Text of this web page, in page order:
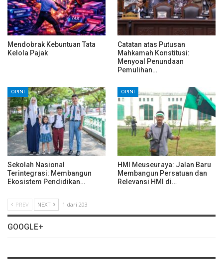
Mendobrak Kebuntuan Tata
Kelola Pajak
Catatan atas Putusan
Mahkamah Konstitusi:
Menyoal Penundaan
Pemulihan…
OPINI
Sekolah Nasional
Terintegrasi: Membangun
Ekosistem Pendidikan…
OPINI
HMI Meuseuraya: Jalan Baru
Membangun Persatuan dan
Relevansi HMI di…
PREV NEXT 1 dari 203
GOOGLE+